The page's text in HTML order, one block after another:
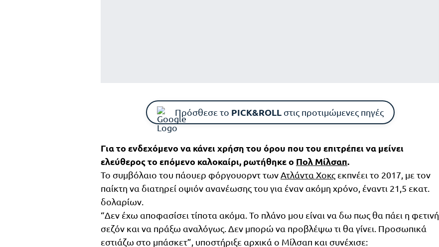
Πρόσθεσε το PICK&ROLL στις προτιμώμενες πηγές
Για το ενδεχόμενο να κάνει χρήση του όρου που του επιτρέπει να μείνει
ελεύθερος το επόμενο καλοκαίρι, ρωτήθηκε ο Πολ Μίλσαπ.
Το συμβόλαιο του πάουερ φόργουορντ των Ατλάντα Χοκς εκπνέει το 2017, με τον
παίκτη να διατηρεί οψιόν ανανέωσης του για έναν ακόμη χρόνο, έναντι 21,5 εκατ.
δολαρίων.
“Δεν έχω αποφασίσει τίποτα ακόμα. Το πλάνο μου είναι να δω πως θα πάει η φετινή
σεζόν και να πράξω αναλόγως. Δεν μπορώ να προβλέψω τι θα γίνει. Προσωπικά
εστιάζω στο μπάσκετ”, υποστήριξε αρχικά ο Μίλσαπ και συνέχισε: